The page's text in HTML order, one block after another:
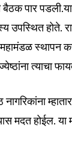
and
Don't worry,
information
बैठक पार
उपस्थित होते.
महामंडळ स्थापन
त्याचा
नागरिकांना
मदत